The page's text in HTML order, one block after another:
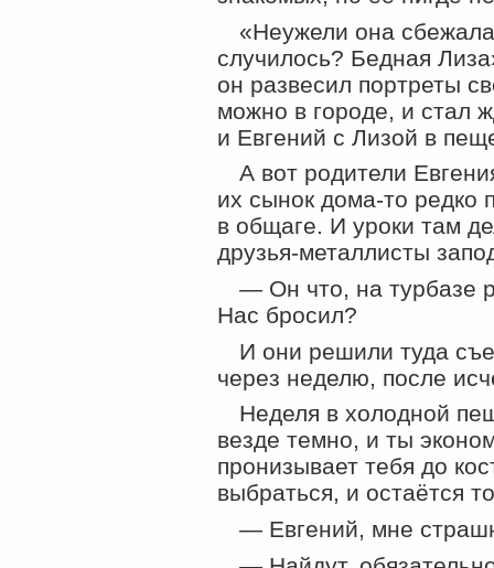
«Неужели она
случилось? Бедная
он развесил портреты
можно в городе, и стал
и Евгений с Лизой в
А вот родители
их сынок дома-то редко
в общаге. И уроки там
друзья-металлисты
— Он что, на турбазе
Нас бросил?
И они решили туда
через неделю, после
Неделя в холодной
везде темно, и ты
пронизывает тебя до
выбраться, и остаётся
— Евгений, мне